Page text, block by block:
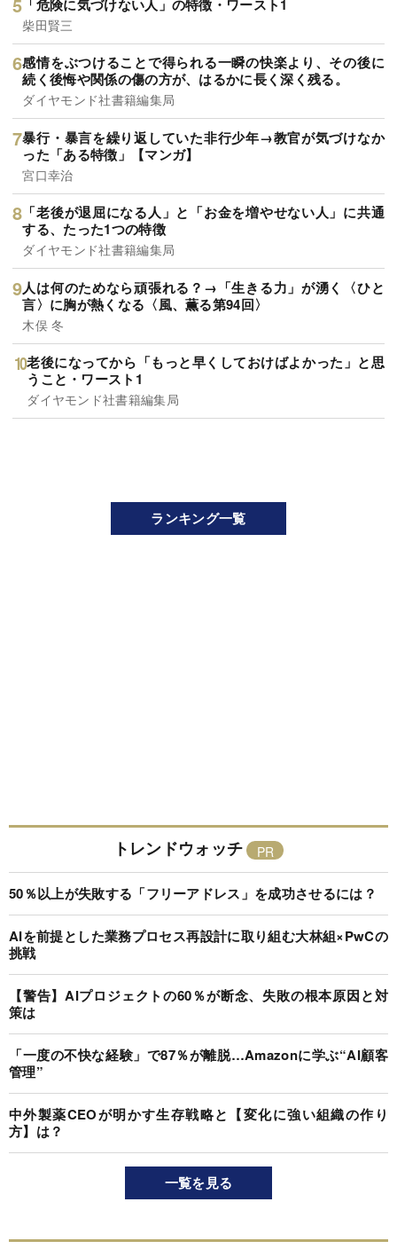
「危険に気づけない人」の特徴・ワースト1
柴田賢三
感情をぶつけることで得られる一瞬の快楽より、その後に
続く後悔や関係の傷の方が、はるかに長く深く残る。
ダイヤモンド社書籍編集局
暴行・暴言を繰り返していた非行少年→教官が気づけなか
った「ある特徴」【マンガ】
宮口幸治
「老後が退屈になる人」と「お金を増やせない人」に共通
する、たった1つの特徴
ダイヤモンド社書籍編集局
人は何のためなら頑張れる？→「生きる力」が湧く〈ひと
言〉に胸が熱くなる〈風、薫る第94回〉
木俣 冬
老後になってから「もっと早くしておけばよかった」と思
うこと・ワースト1
ダイヤモンド社書籍編集局
ランキング一覧
トレンドウォッチ
50％以上が失敗する「フリーアドレス」を成功させるには？
AIを前提とした業務プロセス再設計に取り組む大林組×PwCの
挑戦
【警告】AIプロジェクトの60％が断念、失敗の根本原因と対
策は
「一度の不快な経験」で87％が離脱…Amazonに学ぶ“AI顧客
管理”
中外製薬CEOが明かす生存戦略と【変化に強い組織の作り
方】は？
一覧を見る